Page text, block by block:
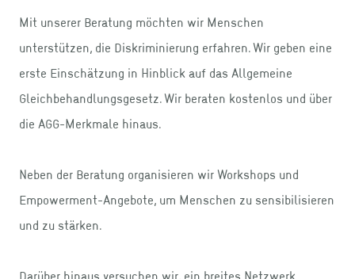
Mit unserer Beratung möchten wir Menschen
unterstützen, die Diskriminierung erfahren. Wir geben eine
erste Einschätzung in Hinblick auf das Allgemeine
Gleichbehandlungsgesetz. Wir beraten kostenlos und über
die AGG-Merkmale hinaus.
Neben der Beratung organisieren wir Workshops und
Empowerment-Angebote, um Menschen zu sensibilisieren
und zu stärken.